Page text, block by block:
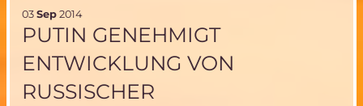
November
03 Sep 2014
PUTIN GENEHMIGT
ENTWICKLUNG VON
RUSSISCHER